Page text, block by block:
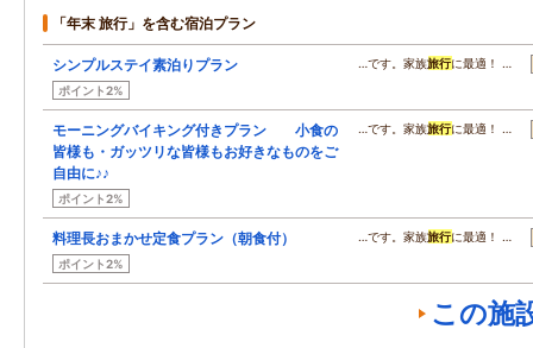
「年末 旅行」を含む宿泊プラン
シンプルステイ素泊りプラン
ポイント2%
…です。家族旅行に最適！ …
モーニングバイキング付きプラン 小食の
皆様も・ガッツリな皆様もお好きなものをご
自由に♪♪
ポイント2%
…です。家族旅行に最適！ …
料理長おまかせ定食プラン（朝食付）
ポイント2%
…です。家族旅行に最適！ …
この施